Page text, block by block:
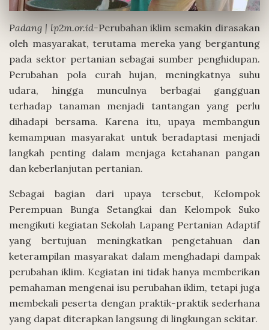
Padang | lp2m.or.id-Perubahan iklim semakin dirasakan
oleh masyarakat, terutama mereka yang bergantung
pada sektor pertanian sebagai sumber penghidupan.
Perubahan pola curah hujan, meningkatnya suhu
udara, hingga munculnya berbagai gangguan
terhadap tanaman menjadi tantangan yang perlu
dihadapi bersama. Karena itu, upaya membangun
kemampuan masyarakat untuk beradaptasi menjadi
langkah penting dalam menjaga ketahanan pangan
dan keberlanjutan pertanian.
Sebagai bagian dari upaya tersebut, Kelompok
Perempuan Bunga Setangkai dan Kelompok Suko
mengikuti kegiatan Sekolah Lapang Pertanian Adaptif
yang bertujuan meningkatkan pengetahuan dan
keterampilan masyarakat dalam menghadapi dampak
perubahan iklim. Kegiatan ini tidak hanya memberikan
pemahaman mengenai isu perubahan iklim, tetapi juga
membekali peserta dengan praktik-praktik sederhana
yang dapat diterapkan langsung di lingkungan sekitar.